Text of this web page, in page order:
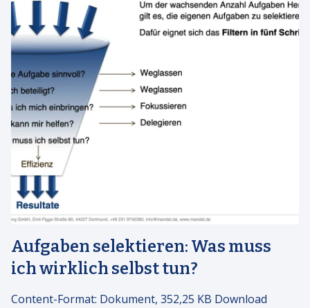
Aufgaben selektieren: Was muss
ich wirklich selbst tun?
Content-Format: Dokument, 352,25 KB Download